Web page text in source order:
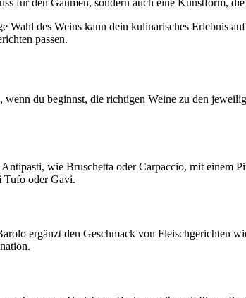
für den Gaumen, sondern auch eine Kunstform,
des Weins kann dein kulinarisches Erlebnis
passen.
du beginnst, die richtigen Weine zu den
wie Bruschetta oder Carpaccio, mit einem
Tufo oder Gavi.
ergänzt den Geschmack von Fleischgerichten